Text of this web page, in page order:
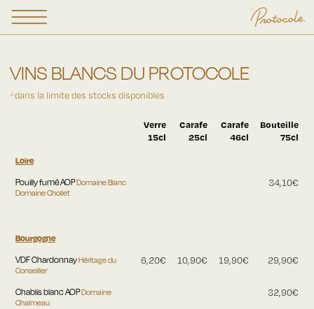
VINS BLANCSDU PROTOCOLE
*dans la limite des stocks disponibles
Verre
15cl
Carafe
25cl
Carafe
46cl
Bouteille
75cl
Loire
Pouilly fumé AOPDomaine Blanc
Domaine Chollet
34,10€
Bourgogne
VDF ChardonnayHéritage du
Conseiller
6,20€ 10,90€ 19,90€ 29,90€
Chablis blanc AOPDomaine
Chalmeau
32,90€